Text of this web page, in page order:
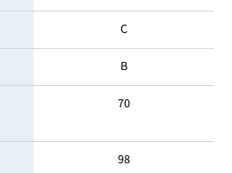
C
B
70
98